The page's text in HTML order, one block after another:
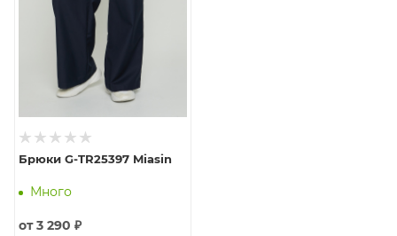
Брюки G-TR25397 Miasin
Много
от3 290 ₽